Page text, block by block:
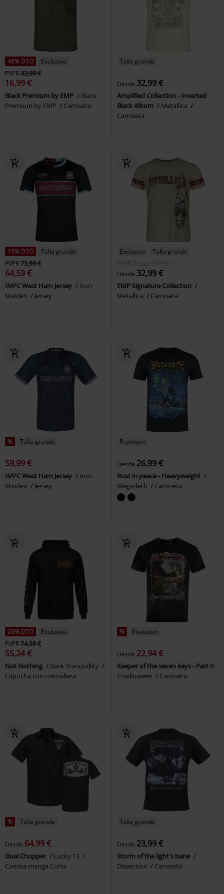
48% DTO
Exclusivo
PVPR32,99 €
16,99 €
Black Premium by EMP
Black
Premium by EMP
Camiseta
Talla grande
Desde 32,99 €
Amplified Collection - Inverted
Black Album
Metallica
Camiseta
15% DTO
Talla grande
PVPR75,99 €
64,59 €
IMFC West Ham Jersey
Iron
Maiden
Jersey
Exclusivo
Talla grande
PVPR
Desde 39,99 €
Desde 32,99 €
EMP Signature Collection
Metallica
Camiseta
% Talla grande
59,99 €
IMFC West Ham Jersey
Iron
Maiden
Jersey
Premium
Desde 26,99 €
Rust in peace - Heavyweight
Megadeth
Camiseta
26% DTO
Exclusivo
PVPR74,99 €
55,24 €
Not Nothing
Dark Tranquillity
Capucha con cremallera
% Exclusivo
Desde 22,94 €
Keeper of the seven keys - Part II
Helloween
Camiseta
% Talla grande
Desde 64,99 €
Dual Chopper
Lucky 13
Camisa manga Corta
Talla grande
Desde 23,99 €
Storm of the light's bane
Dissection
Camiseta